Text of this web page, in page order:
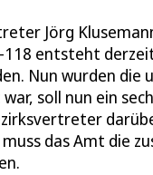
Jörg
entsteht
Nun wurden die
soll nun ein
das Amt die